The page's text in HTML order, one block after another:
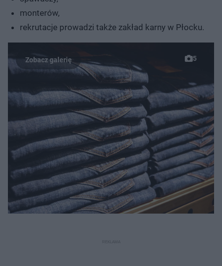
monterów,
rekrutacje prowadzi także zakład karny w Płocku.
5